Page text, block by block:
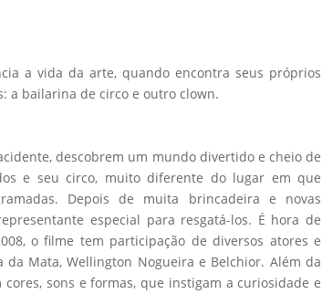
a vida da arte, quando encontra seus próprios
a bailarina de circo e outro clown.
descobrem um mundo divertido e cheio de
e seu circo, muito diferente do lugar em que
Depois de muita brincadeira e novas
especial para resgatá-los. É hora de
o filme tem participação de diversos atores e
da Mata, Wellington Nogueira e Belchior. Além da
sons e formas, que instigam a curiosidade e